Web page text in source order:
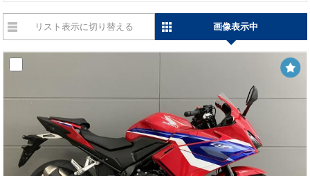
リスト表示に切り替える 画像表示中